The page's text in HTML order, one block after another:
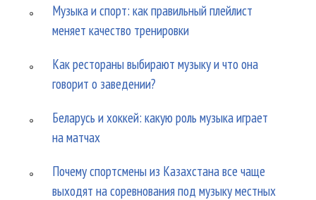
Музыка и спорт: как правильный плейлист
меняет качество тренировки
Как рестораны выбирают музыку и что она
говорит о заведении?
Беларусь и хоккей: какую роль музыка играет
на матчах
Почему спортсмены из Казахстана все чаще
выходят на соревнования под музыку местных